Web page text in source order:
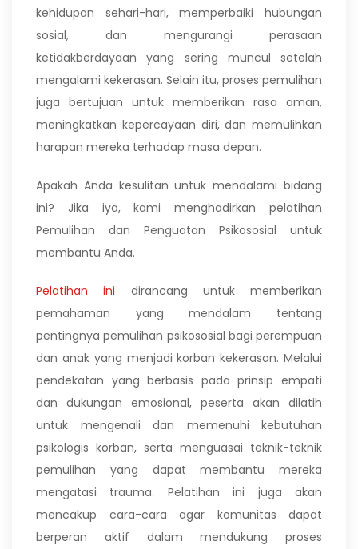
kehidupan sehari-hari, memperbaiki hubungan
sosial, dan mengurangi perasaan
ketidakberdayaan yang sering muncul setelah
mengalami kekerasan. Selain itu, proses pemulihan
juga bertujuan untuk memberikan rasa aman,
meningkatkan kepercayaan diri, dan memulihkan
harapan mereka terhadap masa depan.
Apakah Anda kesulitan untuk mendalami bidang
ini? Jika iya, kami menghadirkan pelatihan
Pemulihan dan Penguatan Psikososial untuk
membantu Anda.
Pelatihan ini dirancang untuk memberikan
pemahaman yang mendalam tentang
pentingnya pemulihan psikososial bagi perempuan
dan anak yang menjadi korban kekerasan. Melalui
pendekatan yang berbasis pada prinsip empati
dan dukungan emosional, peserta akan dilatih
untuk mengenali dan memenuhi kebutuhan
psikologis korban, serta menguasai teknik-teknik
pemulihan yang dapat membantu mereka
mengatasi trauma. Pelatihan ini juga akan
mencakup cara-cara agar komunitas dapat
berperan aktif dalam mendukung proses